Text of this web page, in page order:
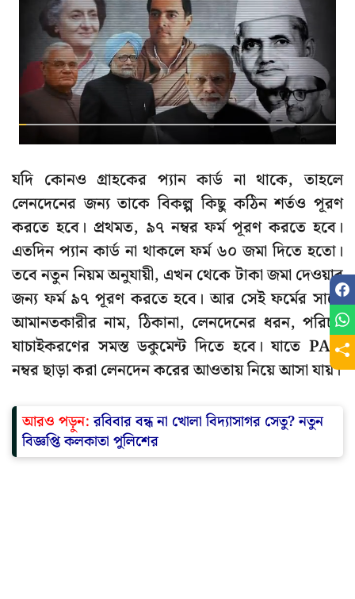
যদি কোনও গ্রাহকের প্যান কার্ড না থাকে, তাহলে
লেনদেনের জন্য তাকে বিকল্প কিছু কঠিন শর্তও পূরণ
করতে হবে। প্রথমত, ৯৭ নম্বর ফর্ম পূরণ করতে হবে।
এতদিন প্যান কার্ড না থাকলে ফর্ম ৬০ জমা দিতে হতো।
তবে নতুন নিয়ম অনুযায়ী, এখন থেকে টাকা জমা দেওয়ার
জন্য ফর্ম ৯৭ পূরণ করতে হবে। আর সেই ফর্মের সাথে
আমানতকারীর নাম, ঠিকানা, লেনদেনের ধরন, পরিচয়
যাচাইকরণের সমস্ত ডকুমেন্ট দিতে হবে। যাতে PAN
নম্বর ছাড়া করা লেনদেন করের আওতায় নিয়ে আসা যায়।
আরও পড়ুন:রবিবার বন্ধ না খোলা বিদ্যাসাগর সেতু? নতুন
বিজ্ঞপ্তি কলকাতা পুলিশের